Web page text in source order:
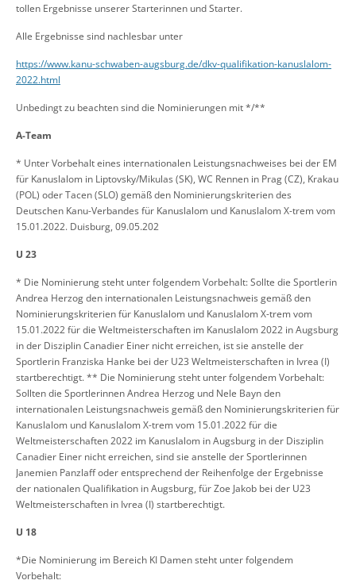
tollen Ergebnisse unserer Starterinnen und Starter.
Alle Ergebnisse sind nachlesbar unter
https://www.kanu-schwaben-augsburg.de/dkv-qualifikation-kanuslalom-
2022.html
Unbedingt zu beachten sind die Nominierungen mit */**
A-Team
* Unter Vorbehalt eines internationalen Leistungsnachweises bei der EM
für Kanuslalom in Liptovsky/Mikulas (SK), WC Rennen in Prag (CZ), Krakau
(POL) oder Tacen (SLO) gemäß den Nominierungskriterien des
Deutschen Kanu-Verbandes für Kanuslalom und Kanuslalom X-trem vom
15.01.2022. Duisburg, 09.05.202
U 23
* Die Nominierung steht unter folgendem Vorbehalt: Sollte die Sportlerin
Andrea Herzog den internationalen Leistungsnachweis gemäß den
Nominierungskriterien für Kanuslalom und Kanuslalom X-trem vom
15.01.2022 für die Weltmeisterschaften im Kanuslalom 2022 in Augsburg
in der Disziplin Canadier Einer nicht erreichen, ist sie anstelle der
Sportlerin Franziska Hanke bei der U23 Weltmeisterschaften in Ivrea (I)
startberechtigt. ** Die Nominierung steht unter folgendem Vorbehalt:
Sollten die Sportlerinnen Andrea Herzog und Nele Bayn den
internationalen Leistungsnachweis gemäß den Nominierungskriterien für
Kanuslalom und Kanuslalom X-trem vom 15.01.2022 für die
Weltmeisterschaften 2022 im Kanuslalom in Augsburg in der Disziplin
Canadier Einer nicht erreichen, sind sie anstelle der Sportlerinnen
Janemien Panzlaff oder entsprechend der Reihenfolge der Ergebnisse
der nationalen Qualifikation in Augsburg, für Zoe Jakob bei der U23
Weltmeisterschaften in Ivrea (I) startberechtigt.
U 18
*Die Nominierung im Bereich KI Damen steht unter folgendem
Vorbehalt: